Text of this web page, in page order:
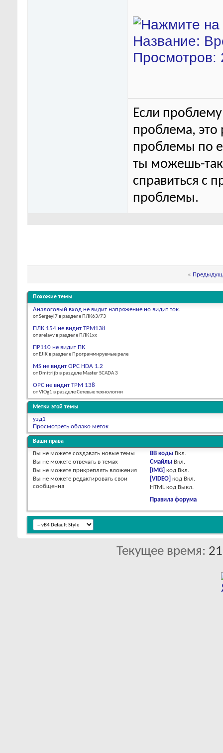
Если
проблема, это
проблемы по
ты можешь-
справиться с
проблемы.
«
Похожие темы
Аналоговый вход не видит напряжение но видит ток.
от Sergeyi7 в разделе ПЛК63/73
ПЛК 154 не видит ТРМ138
от arelavv в разделе ПЛК1хх
ПР110 не видит ПК
от EJIK в разделе Программируемые реле
MS не видит OPC HDA 1.2
от Dmitrijb в разделе Master SCADA 3
ОРС не видит ТРМ 138
от VlOg1 в разделе Сетевые технологии
Метки этой темы
узд1
Просмотреть облако меток
Ваши права
Вы не можете создавать новые темы
Вы не можете отвечать в темах
Вы не можете прикреплять вложения
Вы не можете редактировать свои
сообщения
BB коды Вкл.
Смайлы Вкл.
[IMG] код Вкл.
[VIDEO] код Вкл.
HTML код Выкл.
Правила форума
Текущее время: